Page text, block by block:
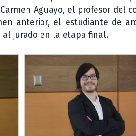
Aguayo, el profesor del
anterior, el estudiante de
al jurado en la etapa final.